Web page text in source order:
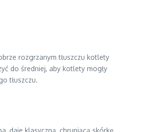
rozgrzanym tłuszczu kotlety
do średniej, aby kotlety mogły
tłuszczu.
daje klasyczną, chrupiącą skórkę,